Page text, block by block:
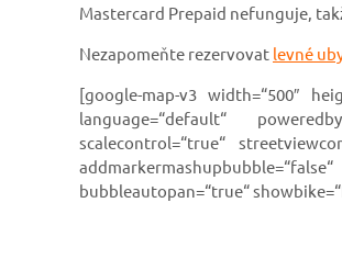
Mastercard Prepaid nefunguje,
Nezapomeňte rezervovat levné
[google-map-v3 width=“500″
language=“default“
scalecontrol=“true“
bubbleautopan=“true“